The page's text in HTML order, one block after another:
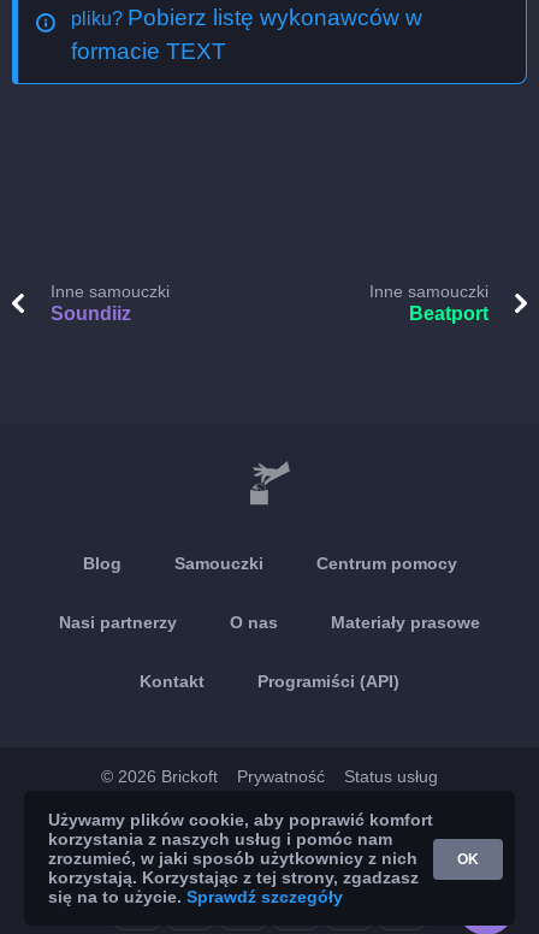
pliku? Pobierz listę wykonawców w
formacie TEXT
Inne samouczki
Soundiiz
Inne samouczki
Beatport
Blog Samouczki Centrum pomocy
Nasi partnerzy O nas Materiały prasowe
Kontakt Programiści (API)
© 2026 Brickoft Prywatność Status usług
App Store Google Play
Używamy plików cookie, aby poprawić komfort
korzystania z naszych usług i pomóc nam
zrozumieć, w jaki sposób użytkownicy z nich
korzystają. Korzystając z tej strony, zgadzasz
się na to użycie. Sprawdź szczegóły
OK